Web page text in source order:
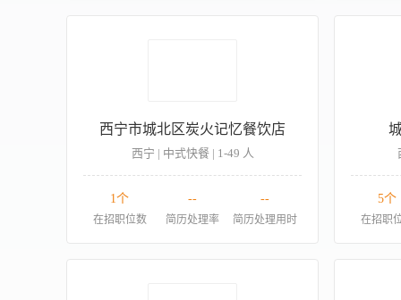
西宁市城北区炭火记忆餐饮店
西宁 | 中式快餐 | 1-49 人
1个
在招职位数
--
简历处理率
--
简历处理用时
5个
在招职